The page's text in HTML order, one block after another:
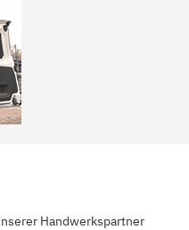
Handwerkspartner